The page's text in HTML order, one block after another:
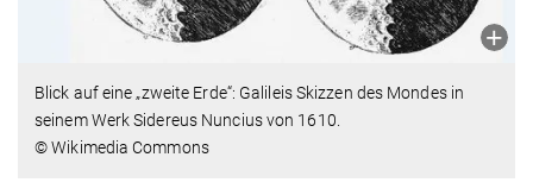
Blick auf eine „zweite Erde“: Galileis Skizzen des Mondes in
seinem Werk Sidereus Nuncius von 1610.
© Wikimedia Commons